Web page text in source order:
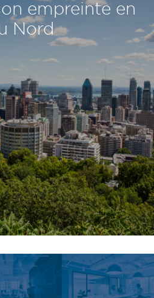
empreinte en
Nord